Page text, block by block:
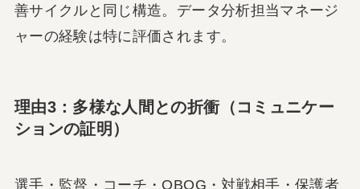
善サイクルと同じ構造。データ分析担当マネージ
ャーの経験は特に評価されます。
理由3：多様な人間との折衝（コミュニケー
ションの証明）
選手・監督・コーチ・OBOG・対戦相手・保護者